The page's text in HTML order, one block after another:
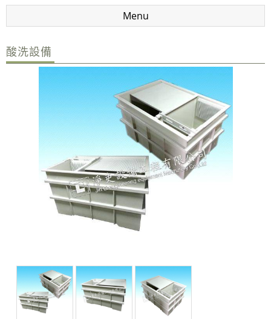
消毒殺菌淨化設備
配件
廢氣處理
抽風排氣設備工程
洗滌塔
管路配置工程
耐酸鹼、防腐蝕設備、槽體、製品結構工程
消毒殺菌淨化設備
Menu
酸洗設備